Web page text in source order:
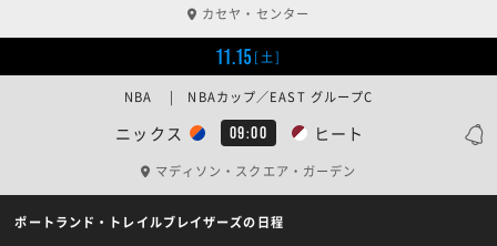
カセヤ・センター
11.15[土]
ニックス 09:00 ヒート
NBA | NBAカップ／EAST グループC
マディソン・スクエア・ガーデン
ポートランド・トレイルブレイザーズの日程